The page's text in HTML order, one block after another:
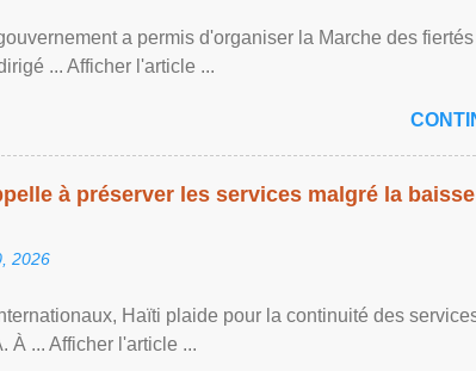
a permis d'organiser la Marche des
... Afficher l'article ...
à préserver les services malgré la baisse
2026
Haïti plaide pour la continuité des
À ... Afficher l'article ...